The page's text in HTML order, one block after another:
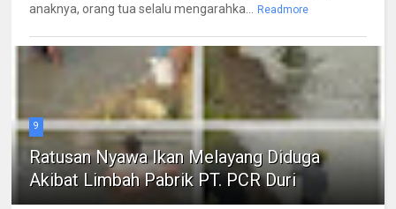
anaknya, orang tua selalu mengarahka...
Readmore
9
Ratusan Nyawa Ikan Melayang Diduga
Akibat Limbah Pabrik PT. PCR Duri